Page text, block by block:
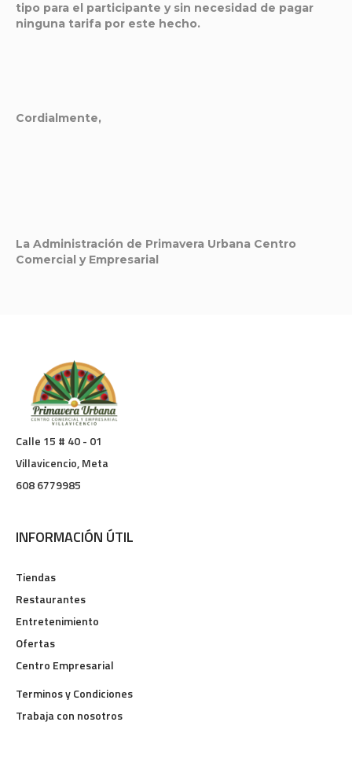
tipo para el participante y sin necesidad de pagar
ninguna tarifa por este hecho.
Cordialmente,
La Administración de Primavera Urbana Centro
Comercial y Empresarial
Calle 15 # 40 - 01
Villavicencio, Meta
608 6779985
INFORMACIÓN ÚTIL
Tiendas
Restaurantes
Entretenimiento
Ofertas
Centro Empresarial
Terminos y Condiciones
Trabaja con nosotros